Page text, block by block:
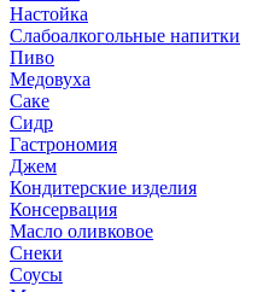
Настойка
Слабоалкогольные напитки
Пиво
Медовуха
Саке
Сидр
Гастрономия
Джем
Кондитерские изделия
Консервация
Масло оливковое
Снеки
Соусы